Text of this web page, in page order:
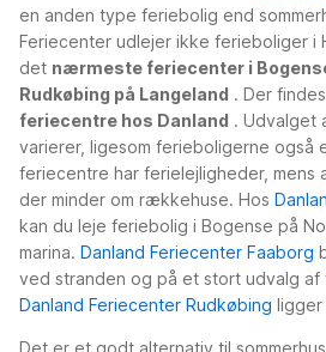
en anden type feriebolig end
Feriecenter udlejer ikke ferieboliger i
det nærmeste feriecenter i
Rudkøbing på Langeland . Der findes
feriecentre hos Danland . Udvalget
varierer, ligesom ferieboligerne også
feriecentre har ferielejligheder, mens
der minder om rækkehuse. Hos
kan du leje feriebolig i Bogense på
marina. Danland Feriecenter Faaborg
ved stranden og på et stort udvalg
Danland Feriecenter Rudkøbing ligger
Det er et godt alternativ til